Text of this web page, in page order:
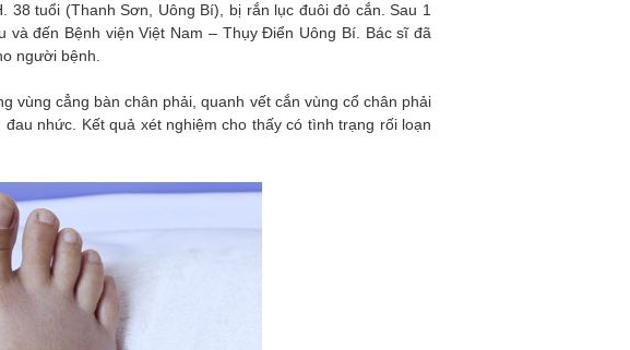
tuổi (Thanh Sơn, Uông Bí), bị rắn lục đuôi đỏ cắn. Sau 1
và đến Bệnh viện Việt Nam – Thụy Điển Uông Bí. Bác sĩ đã
người bệnh.
vùng cẳng bàn chân phải, quanh vết cắn vùng cổ chân phải
nhức. Kết quả xét nghiệm cho thấy có tình trạng rối loạn